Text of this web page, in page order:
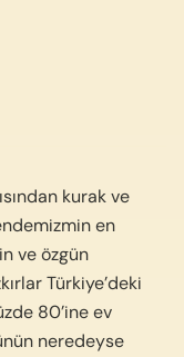
kurak ve
en
ve özgün
Türkiye’deki
80’ine ev
neredeyse